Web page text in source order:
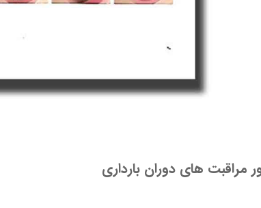
مراقبت های دوران بارداری